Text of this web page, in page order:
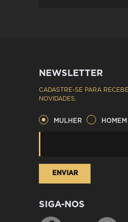
NEWSLETTER
CADASTRE-SE PARA
NOVIDADES.
MULHER HOMEM
SIGA-NOS